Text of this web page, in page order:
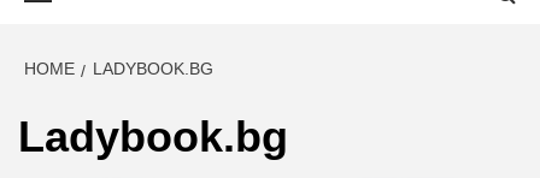
HOME LADYBOOK.BG
Ladybook.bg